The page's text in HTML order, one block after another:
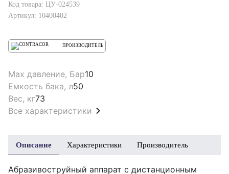
Код товара: ЦУ-024539
Артикул: 10400402
ПРОИЗВОДИТЕЛЬ
Max давление, Бар10
Емкость бака, л50
Вес, кг73
Все характеристики
Описание Характеристики Производитель
Абразивоструйный аппарат с дистанционным